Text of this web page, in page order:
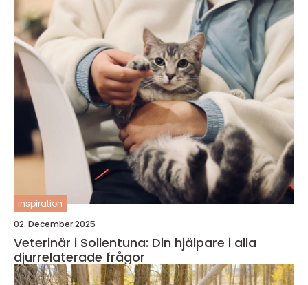
inspiration
02. December 2025
Veterinär i Sollentuna: Din hjälpare i alla
djurrelaterade frågor